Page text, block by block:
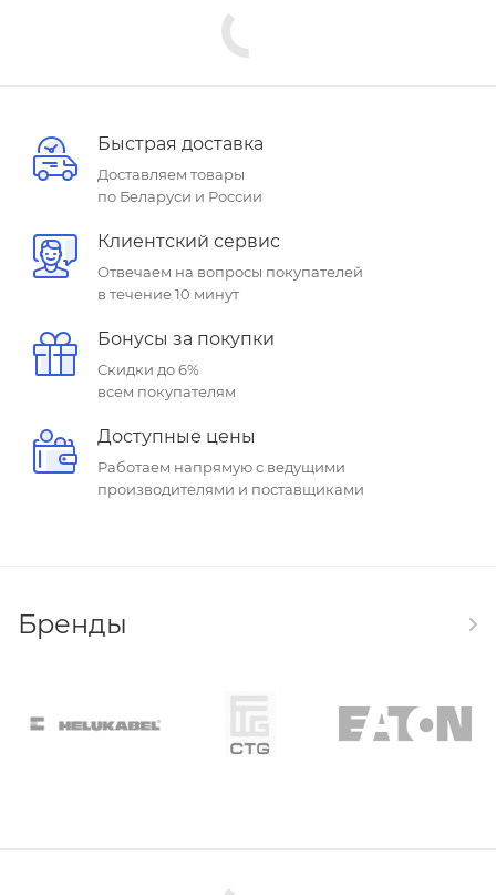
Быстрая доставка
Доставляем товары
по Беларуси и России
Клиентский сервис
Отвечаем на вопросы покупателей
в течение 10 минут
Бонусы за покупки
Скидки до 6%
всем покупателям
Доступные цены
Работаем напрямую с ведущими
производителями и поставщиками
Бренды